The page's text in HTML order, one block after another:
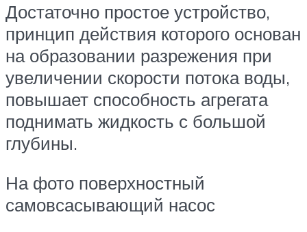
Достаточно простое устройство,
принцип действия которого основан
на образовании разрежения при
увеличении скорости потока воды,
повышает способность агрегата
поднимать жидкость с большой
глубины.
На фото поверхностный
самовсасывающий насос